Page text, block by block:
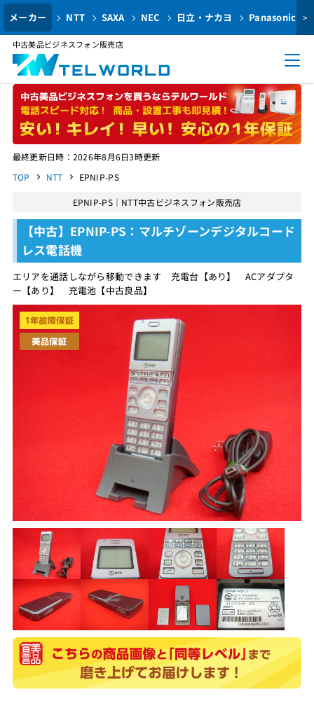
メーカー NTT SAXA NEC 日立・ナカヨ Panasonic >
中古美品ビジネスフォン販売店
最終更新日時：2026年8月6日3時更新
TOP
NTT EPNIP-PS
EPNIP-PS｜NTT中古ビジネスフォン販売店
【中古】EPNIP-PS：マルチゾーンデジタルコード
レス電話機
エリアを通話しながら移動できます 充電台【あり】 ACアダプタ
ー【あり】 充電池【中古良品】